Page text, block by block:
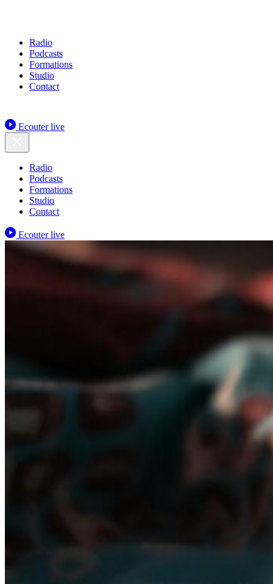
Radio
Podcasts
Formations
Studio
Contact
Ecouter live
Radio
Podcasts
Formations
Studio
Contact
Ecouter live